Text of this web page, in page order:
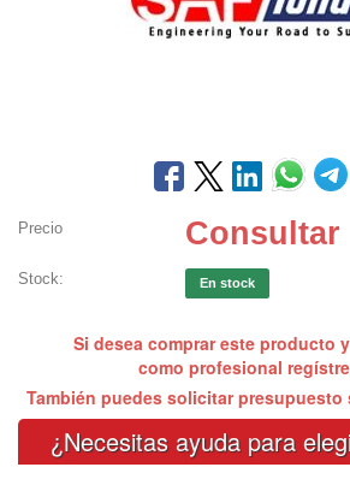
Precio Consultar
Stock: En stock
Si desea comprar este producto
como profesional
También puedes solicitar presupuesto
¿Necesitas ayuda para